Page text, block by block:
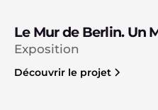
Le Mur de Berlin. Un
Exposition
Découvrir le projet